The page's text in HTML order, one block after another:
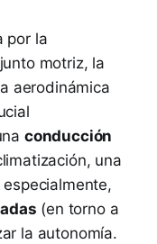
por la
motriz, la
aerodinámica
conducción
una
(en torno a
la autonomía.